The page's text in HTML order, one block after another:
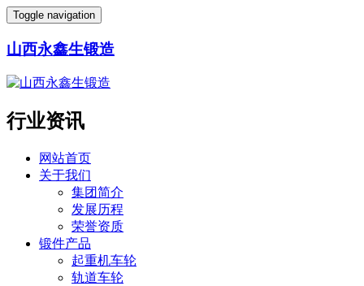
Toggle navigation
山西永鑫生锻造
行业资讯
网站首页
关于我们
集团简介
发展历程
荣誉资质
锻件产品
起重机车轮
轨道车轮